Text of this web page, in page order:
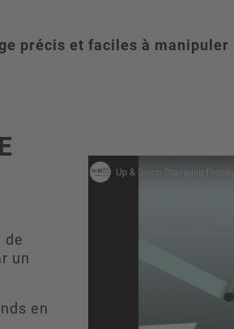
précis et faciles à manipuler
de
un
en